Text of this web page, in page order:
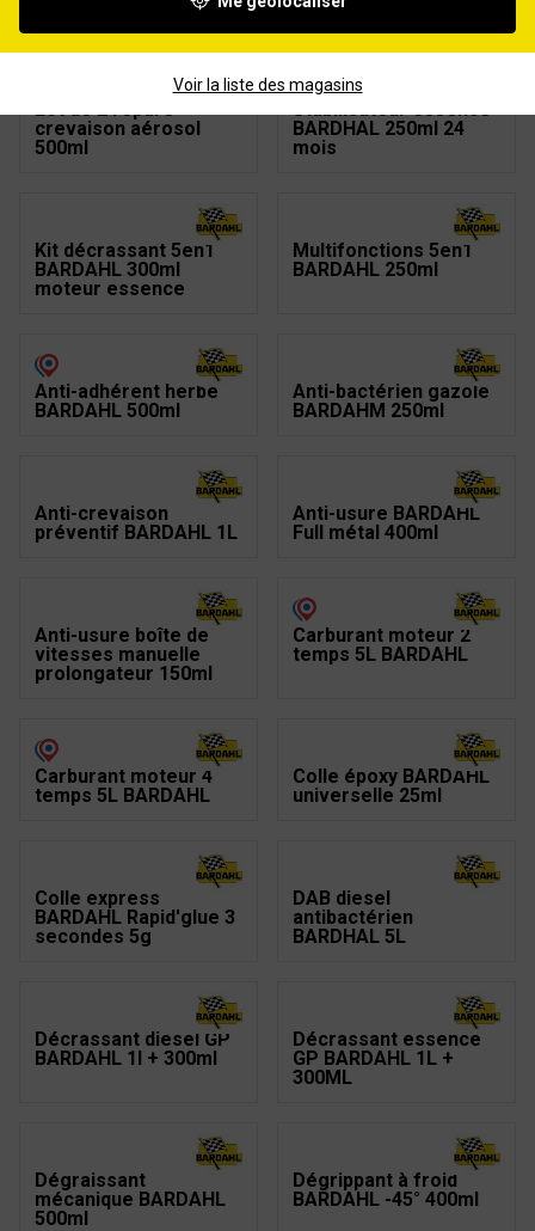
moteur diesel
crevaison aérosol
500ml
BARDHAL 250ml 24
mois
Kit décrassant 5en1
BARDAHL 300ml
moteur essence
Multifonctions 5en1
BARDAHL 250ml
Anti-adhérent herbe
BARDAHL 500ml
Anti-bactérien gazole
BARDAHM 250ml
Anti-crevaison
préventif BARDAHL 1L
Anti-usure BARDAHL
Full métal 400ml
Anti-usure boîte de
vitesses manuelle
prolongateur 150ml
Carburant moteur 2
temps 5L BARDAHL
Carburant moteur 4
temps 5L BARDAHL
Colle époxy BARDAHL
universelle 25ml
Colle express
BARDAHL Rapid'glue 3
secondes 5g
DAB diesel
antibactérien
BARDHAL 5L
Décrassant diesel GP
BARDAHL 1l + 300ml
Décrassant essence
GP BARDAHL 1L +
300ML
Dégraissant
mécanique BARDAHL
500ml
Dégrippant à froid
BARDAHL -45° 400ml
Voir la liste des magasins